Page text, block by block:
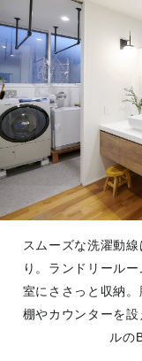
スムーズな洗濯動
り。ランドリール
室にささっと収納
棚やカウンターを
ルの